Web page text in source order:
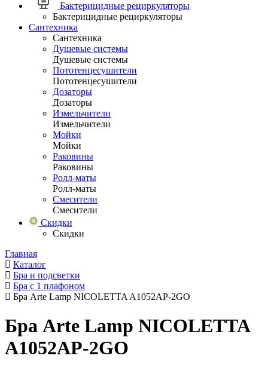
Бактерицидные рециркуляторы
Бактерицидные рециркуляторы
Сантехника
Сантехника
Душевые системы
Душевые системы
Пототенцесушители
Пототенцесушители
Дозаторы
Дозаторы
Измельчители
Измельчители
Мойки
Мойки
Раковины
Раковины
Ролл-маты
Ролл-маты
Смесители
Смесители
Скидки
Скидки
Главная
Каталог
Бра и подсветки
Бра с 1 плафоном
Бра Arte Lamp NICOLETTA A1052AP-2GO
Бра Arte Lamp NICOLETTA
A1052AP-2GO